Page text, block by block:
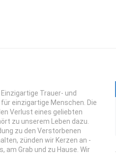
Trauer- und
einzigartige Menschen. Die
Verlust eines geliebten
zu unserem Leben dazu.
zu den Verstorbenen
zünden wir Kerzen an -
am Grab und zu Hause. Wir